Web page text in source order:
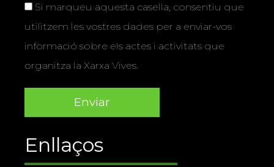
Si marqueu aquesta casella, consentiu que
utilitzem les vostres dades per a enviar-vos
informació sobre els actes i activitats que
organitza la Xarxa Vives.
Enllaços